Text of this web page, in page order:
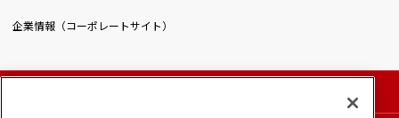
企業情報（コーポレートサイト）